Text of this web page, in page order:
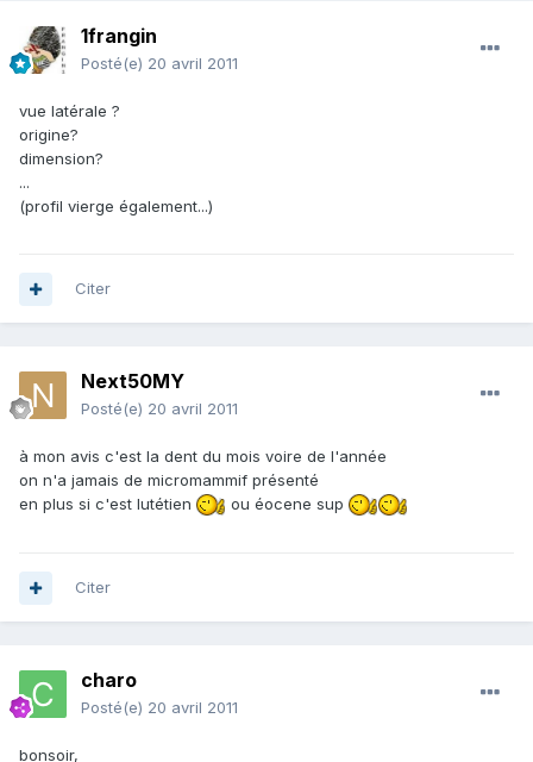
1frangin
Posté(e) 20 avril 2011
vue latérale ?
origine?
dimension?
...
(profil vierge également...)
Citer
Next50MY
Posté(e) 20 avril 2011
à mon avis c'est la dent du mois voire de l'année
on n'a jamais de micromammif présenté
en plus si c'est lutétien
ou éocene sup
Citer
charo
Posté(e) 20 avril 2011
bonsoir,